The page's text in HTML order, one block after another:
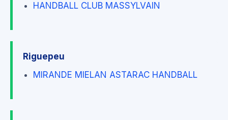
HANDBALL CLUB MASSYLVAIN
Riguepeu
MIRANDE MIELAN ASTARAC HANDBALL